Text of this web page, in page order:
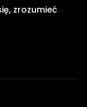
zrozumieć